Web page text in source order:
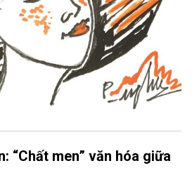
“Chất men” văn hóa giữa